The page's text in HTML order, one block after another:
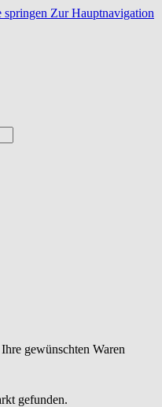
springen Zur Hauptnavigation
gewünschten Waren
gefunden.